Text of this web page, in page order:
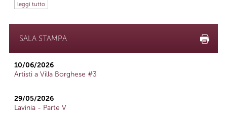
leggi tutto
SALA STAMPA
10/06/2026
Artisti a Villa Borghese #3
29/05/2026
Lavinia - Parte V